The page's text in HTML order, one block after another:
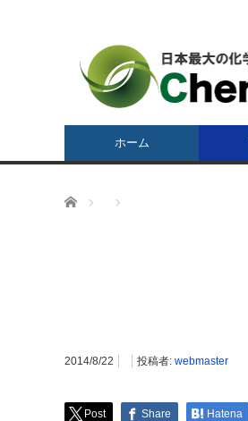
ホーム
ホーム
2014/8/22 投稿者: webmaster
Post Share Hatena